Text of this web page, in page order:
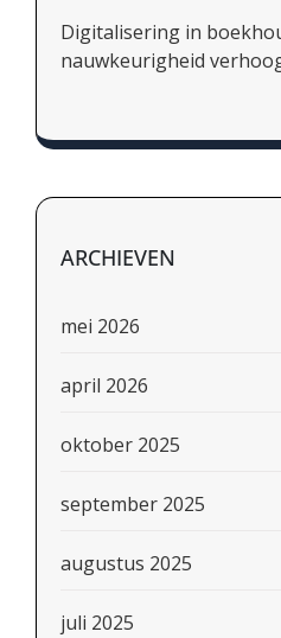
Digitalisering in
nauwkeurigheid
ARCHIEVEN
mei 2026
april 2026
oktober 2025
september 2025
augustus 2025
juli 2025